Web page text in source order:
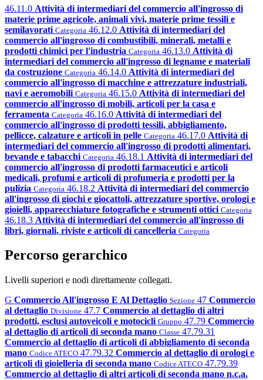
46.11.0 Attività di intermediari del commercio all'ingrosso di
materie prime agricole, animali vivi, materie prime tessili e
semilavorati Categoria 46.12.0 Attività di intermediari del
commercio all'ingrosso di combustibili, minerali, metalli e
prodotti chimici per l'industria Categoria 46.13.0 Attività di
intermediari del commercio all'ingrosso di legname e materiali
da costruzione Categoria 46.14.0 Attività di intermediari del
commercio all'ingrosso di macchine e attrezzature industriali,
navi e aeromobili Categoria 46.15.0 Attività di intermediari del
commercio all'ingrosso di mobili, articoli per la casa e
ferramenta Categoria 46.16.0 Attività di intermediari del
commercio all'ingrosso di prodotti tessili, abbigliamento,
pellicce, calzature e articoli in pelle Categoria 46.17.0 Attività di
intermediari del commercio all'ingrosso di prodotti alimentari,
bevande e tabacchi Categoria 46.18.1 Attività di intermediari del
commercio all'ingrosso di prodotti farmaceutici e articoli
medicali, profumi e articoli di profumeria e prodotti per la
pulizia Categoria 46.18.2 Attività di intermediari del commercio
all'ingrosso di giochi e giocattoli, attrezzature sportive, orologi e
gioielli, apparecchiature fotografiche e strumenti ottici Categoria
46.18.3 Attività di intermediari del commercio all'ingrosso di
libri, giornali, riviste e articoli di cancelleria Categoria
Percorso gerarchico
Livelli superiori e nodi direttamente collegati.
G Commercio All'ingrosso E Al Dettaglio Sezione 47 Commercio
al dettaglio Divisione 47.7 Commercio al dettaglio di altri
prodotti, esclusi autoveicoli e motocicli Gruppo 47.79 Commercio
al dettaglio di articoli di seconda mano Classe 47.79.31
Commercio al dettaglio di articoli di abbigliamento di seconda
mano Codice ATECO 47.79.32 Commercio al dettaglio di orologi e
articoli di gioielleria di seconda mano Codice ATECO 47.79.39
Commercio al dettaglio di altri articoli di seconda mano n.c.a.